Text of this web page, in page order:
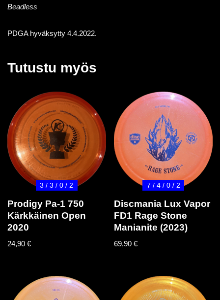
Beadless
PDGA hyväksytty 4.4.2022.
Tutustu myös
3 / 3 / 0 / 2
Prodigy Pa-1 750
Kärkkäinen Open
2020
24,90 €
7 / 4 / 0 / 2
Discmania Lux Vapor
FD1 Rage Stone
Manianite (2023)
69,90€